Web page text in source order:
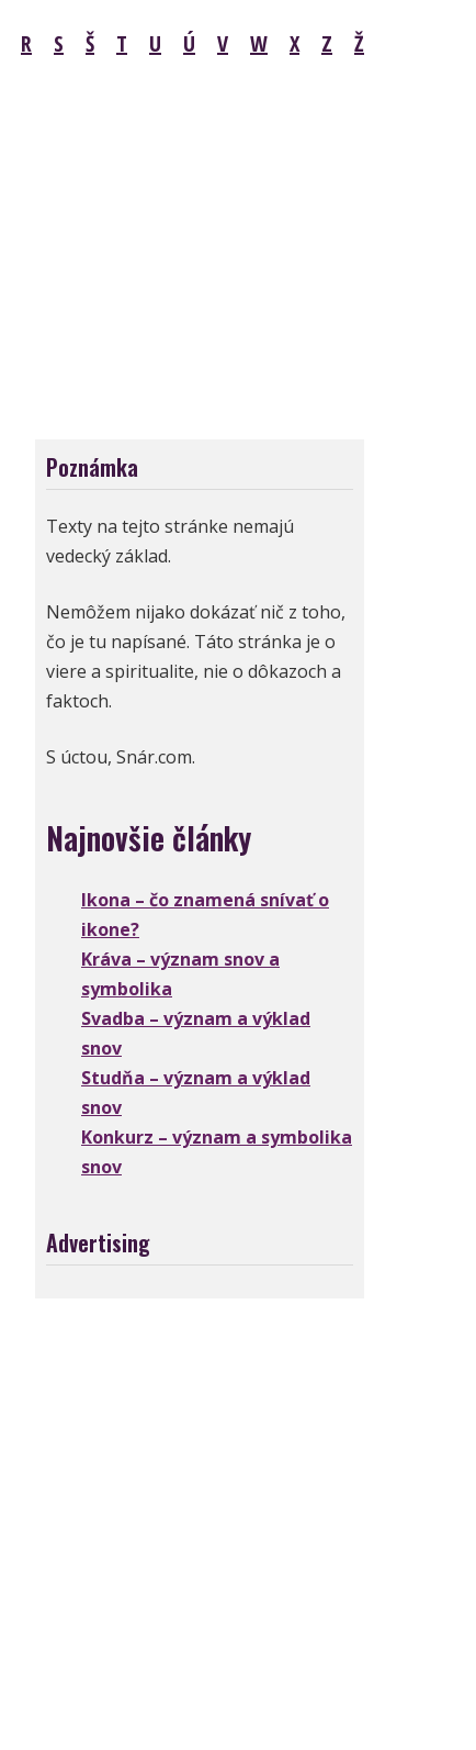
R S Š T U Ú V W X Z Ž
Poznámka
Texty na tejto stránke nemajú
vedecký základ.
Nemôžem nijako dokázať nič z toho,
čo je tu napísané. Táto stránka je o
viere a spiritualite, nie o dôkazoch a
faktoch.
S úctou, Snár.com.
Najnovšie články
Ikona – čo znamená snívať o
ikone?
Kráva – význam snov a
symbolika
Svadba – význam a výklad
snov
Studňa – význam a výklad
snov
Konkurz – význam a symbolika
snov
Advertising